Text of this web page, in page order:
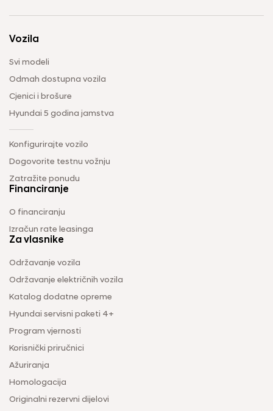
Vozila
Svi modeli
Odmah dostupna vozila
Cjenici i brošure
Hyundai 5 godina jamstva
Konfigurirajte vozilo
Dogovorite testnu vožnju
Zatražite ponudu
Financiranje
O financiranju
Izračun rate leasinga
Za vlasnike
Održavanje vozila
Održavanje električnih vozila
Katalog dodatne opreme
Hyundai servisni paketi 4+
Program vjernosti
Korisnički priručnici
Ažuriranja
Homologacija
Originalni rezervni dijelovi